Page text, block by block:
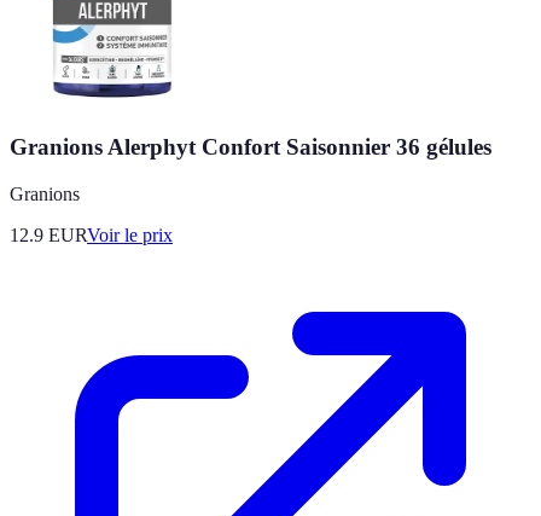
Granions Alerphyt Confort Saisonnier 36 gélules
Granions
12.9 EURVoir le prix